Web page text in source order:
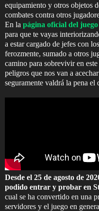
equipamiento y otros objetos
combates contra otros
En la página oficial del juego
para que te vayas
a estar cargado de jefes con
ferozmente, sumado a otros
camino para sobrevivir en
peligros que nos van a
seguramente valdrá la pena el
Desde el 25 de agosto de
podido entrar y probar en
cual se ha convertido en una
servidores y el juego en